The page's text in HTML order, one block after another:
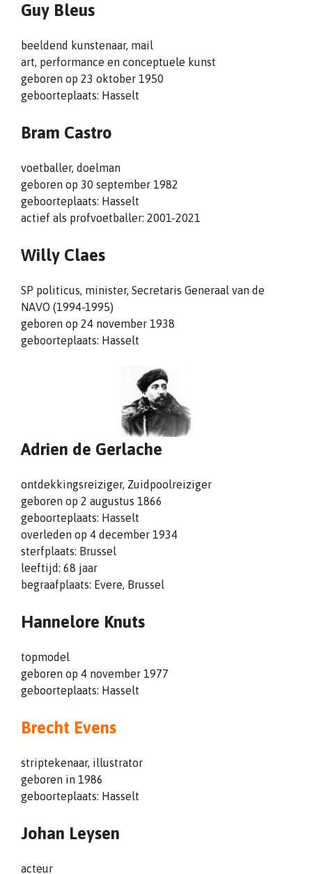
Guy Bleus
beeldend kunstenaar, mail
art, performance en conceptuele kunst
geboren op 23 oktober 1950
geboorteplaats: Hasselt
Bram Castro
voetballer, doelman
geboren op 30 september 1982
geboorteplaats: Hasselt
actief als profvoetballer: 2001-2021
Willy Claes
SP politicus, minister, Secretaris Generaal van de
NAVO (1994-1995)
geboren op 24 november 1938
geboorteplaats: Hasselt
Adrien de Gerlache
ontdekkingsreiziger, Zuidpoolreiziger
geboren op 2 augustus 1866
geboorteplaats: Hasselt
overleden op 4 december 1934
sterfplaats: Brussel
leeftijd: 68 jaar
begraafplaats: Evere, Brussel
Hannelore Knuts
topmodel
geboren op 4 november 1977
geboorteplaats: Hasselt
Brecht Evens
striptekenaar, illustrator
geboren in 1986
geboorteplaats: Hasselt
Johan Leysen
acteur